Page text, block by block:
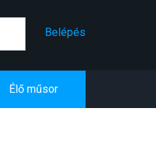
Belépés
Élő műsor